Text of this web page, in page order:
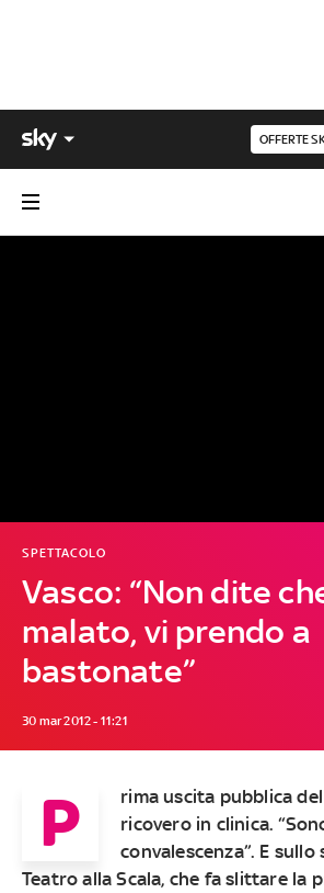
OFFERTE
Vasco: “Non dite
malato, vi prendo a
bastonate”
SPETTACOLO
30 mar 2012 - 11:21
P
rima uscita pubblica
ricovero in clinica.
convalescenza”. E
Teatro alla Scala, che fa slittare la